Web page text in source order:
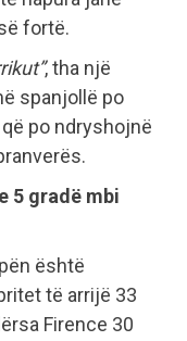
fortë.
, tha një
spanjollë po
po ndryshojnë
5 gradë mbi
është
të arrijë 33
Firence 30